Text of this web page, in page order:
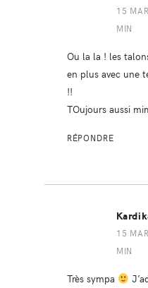
15
MIN
Ou la la ! les
en plus avec une
!!
TOujours aussi
RÉPONDRE
15
MIN
Très sympa